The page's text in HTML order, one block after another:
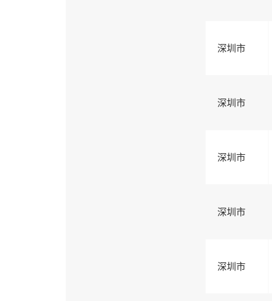
深圳市
深圳市
深圳市
深圳市
深圳市